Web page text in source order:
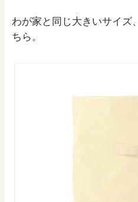
わが家と同じ大きいサイズ
ちら。